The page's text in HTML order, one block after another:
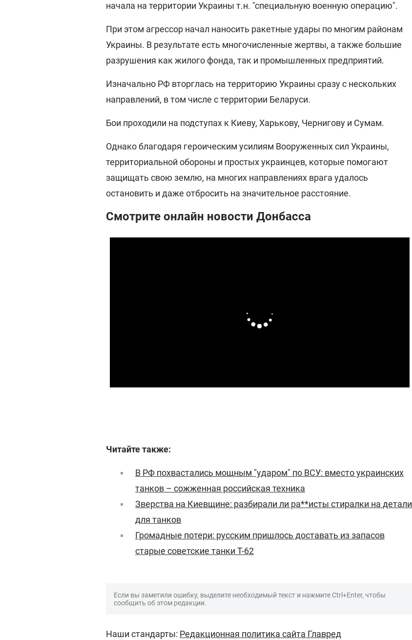
начала на территории Украины т.н. "специальную военную операцию".
При этом агрессор начал наносить ракетные удары по многим районам
Украины. В результате есть многочисленные жертвы, а также большие
разрушения как жилого фонда, так и промышленных предприятий.
Изначально РФ вторглась на территорию Украины сразу с нескольких
направлений, в том числе с территории Беларуси.
Бои проходили на подступах к Киеву, Харькову, Чернигову и Сумам.
Однако благодаря героическим усилиям Вооруженных сил Украины,
территориальной обороны и простых украинцев, которые помогают
защищать свою землю, на многих направлениях врага удалось
остановить и даже отбросить на значительное расстояние.
Смотрите онлайн новости Донбасса
Читайте также:
В РФ похвастались мощным "ударом" по ВСУ: вместо украинских
танков – сожженная российская техника
Зверства на Киевщине: разбирали ли ра**исты стиралки на детали
для танков
Громадные потери: русским пришлось доставать из запасов
старые советские танки Т-62
Если вы заметили ошибку, выделите необходимый текст и нажмите Ctrl+Enter, чтобы
сообщить об этом редакции.
Наши стандарты: Редакционная политика сайта Главред